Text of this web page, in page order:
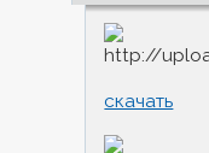
скачать